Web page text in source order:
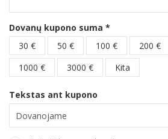
Dovanų kupono suma *
30 €
50 € 100 € 200 €
1000 €
3000 € Kita
Tekstas ant kupono